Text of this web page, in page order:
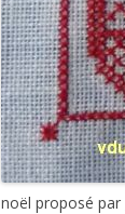
noël proposé par